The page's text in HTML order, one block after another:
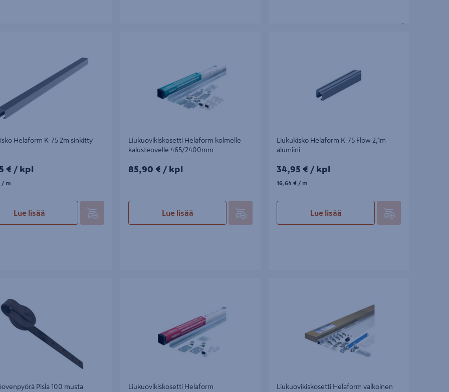
Helaform K-75 2m sinkitty
kpl
€ / kpl
/ m
Lue lisää
Liukuovikiskosetti Helaform kolmelle
kalusteovelle 465/2400mm
85,90€/kpl
85,90 € / kpl
Lue lisää
Liukukisko Helaform K-75 Flow 2,1m
alumiini
34,95€/kpl
34,95 € / kpl
16,64€/m
16,64 € / m
Lue lisää
Pisla 100 musta
Liukuovikiskosetti Helaform
Liukuovikiskosetti Helaform valkoinen